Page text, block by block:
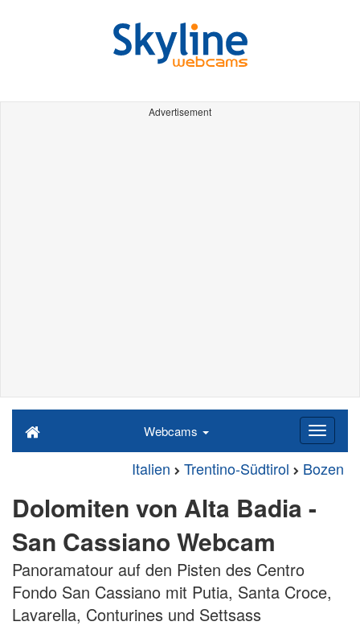
Advertisement
Webcams
Italien Trentino-Südtirol Bozen
Dolomiten von Alta Badia -
San Cassiano Webcam
Panoramatour auf den Pisten des Centro
Fondo San Cassiano mit Putia, Santa Croce,
Lavarella, Conturines und Settsass